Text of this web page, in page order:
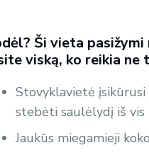
Ši vieta
viską, ko reikia
Stovyklavietė įsikūrusi
stebėti saulėlydį iš vis
Jaukūs miegamieji